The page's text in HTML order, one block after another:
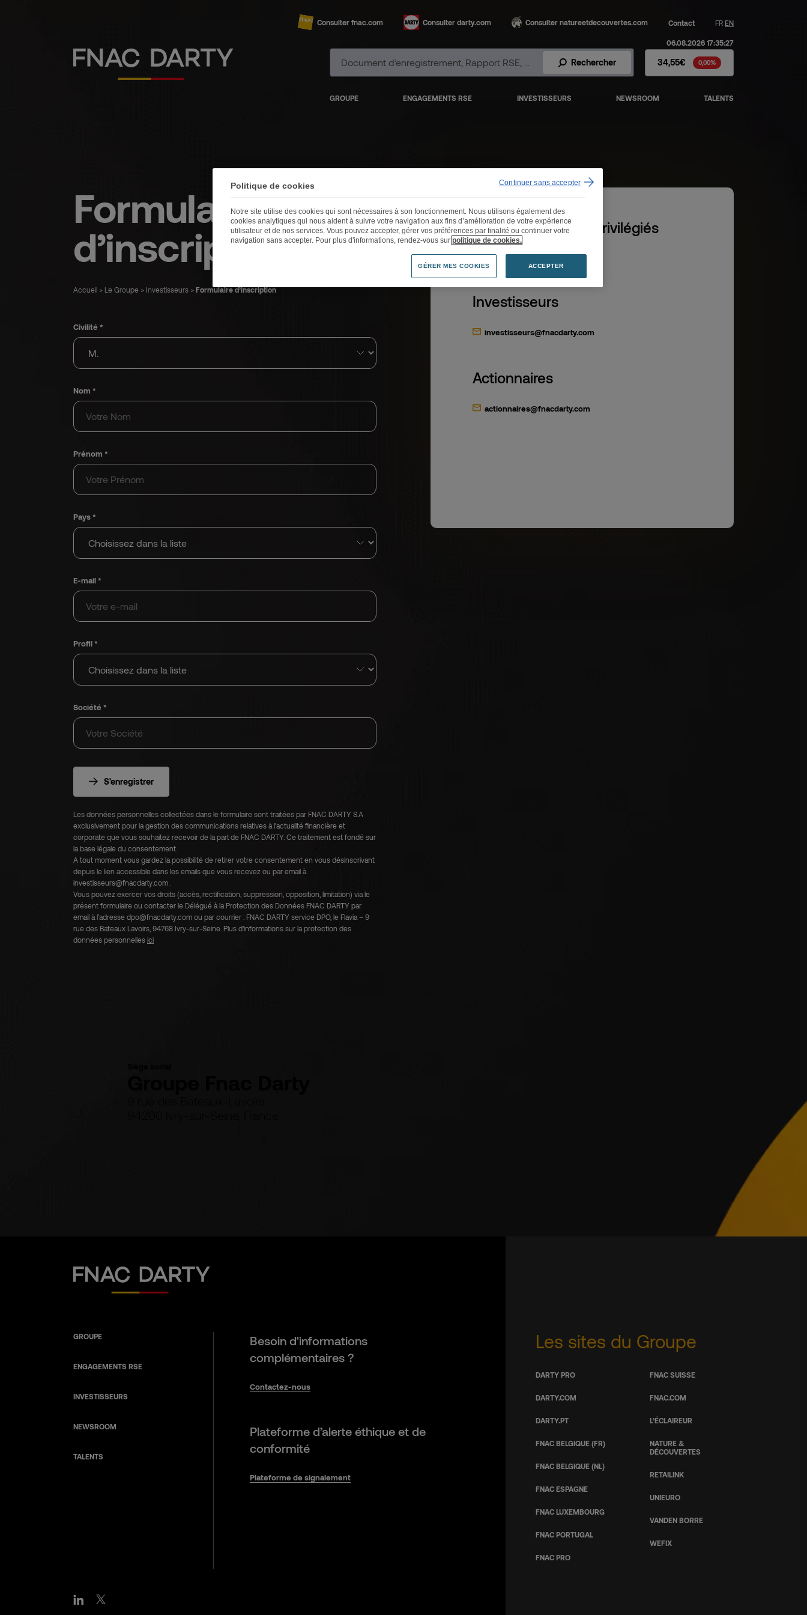
Consulter fnac.com Consulter darty.com Consulter natureetdecouvertes.com Contact FR EN
Rechercher Action Fnac Darty - Cours de
06.08.2026 17:35:27
34,55€ 0,00%
GROUPE ENGAGEMENTS RSE INVESTISSEURS NEWSROOM TALENTS
Formulaire
d’inscription
Accueil > Le Groupe > Investisseurs > Formulaire d’inscription
Civilité *
Nom *
Prénom *
Pays *
E-mail *
Profil *
Société *
S'enregistrer
Les données personnelles collectées dans le formulaire sont traitées par FNAC DARTY S.A
exclusivement pour la gestion des communications relatives à l’actualité financière et
corporate que vous souhaitez recevoir de la part de FNAC DARTY. Ce traitement est fondé sur
la base légale du consentement.
A tout moment vous gardez la possibilité de retirer votre consentement en vous désinscrivant
depuis le lien accessible dans les emails que vous recevez ou par email à
investisseurs@fnacdarty.com .
Vous pouvez exercer vos droits (accès, rectification, suppression, opposition, limitation) via le
présent formulaire ou contacter le Délégué à la Protection des Données FNAC DARTY par
email à l’adresse dpo@fnacdarty.com ou par courrier : FNAC DARTY service DPO, le Flavia – 9
rue des Bateaux Lavoirs, 94768 Ivry-sur-Seine. Plus d’informations sur la protection des
données personnelles ici
Vos contacts privilégiés
Investisseurs
investisseurs@fnacdarty.com
Actionnaires
actionnaires@fnacdarty.com
Fnac Darty
GROUPE
ENGAGEMENTS RSE
INVESTISSEURS
NEWSROOM
TALENTS
Besoin d'informations
complémentaires ?
Contactez-nous
Plateforme d’alerte éthique et de
conformité
Plateforme de signalement
Les sites du Groupe
DARTY PRO
DARTY.COM
DARTY.PT
FNAC BELGIQUE (FR)
FNAC BELGIQUE (NL)
FNAC ESPAGNE
FNAC LUXEMBOURG
FNAC PORTUGAL
FNAC PRO
FNAC SUISSE
FNAC.COM
L’ÉCLAIREUR
NATURE &
DÉCOUVERTES
RETAILINK
UNIEURO
VANDEN BORRE
WEFIX
Politique de cookies
Notre site utilise des cookies qui sont nécessaires à son fonctionnement. Nous utilisons également des
cookies analytiques qui nous aident à suivre votre navigation aux fins d’amélioration de votre expérience
utilisateur et de nos services. Vous pouvez accepter, gérer vos préférences par finalité ou continuer votre
navigation sans accepter. Pour plus d'informations, rendez-vous sur politique de cookies.
GÉRER MES COOKIES ACCEPTER
Continuer sans accepter